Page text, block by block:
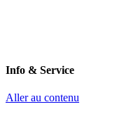
Info & Service
Aller au contenu